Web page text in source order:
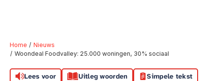
Naar hoofdinhoud
Naar hoofdnavigatiemenu
Naar zoeken
Home
Nieuws
Woondeal Foodvalley: 25.000 woningen, 30% sociaal
Lees voor Uitleg woorden Simpele tekst